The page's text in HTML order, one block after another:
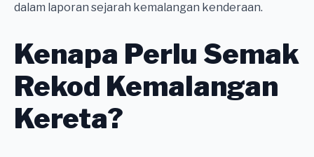
dalam laporan sejarah kemalangan kenderaan.
Kenapa Perlu Semak
Rekod Kemalangan
Kereta?